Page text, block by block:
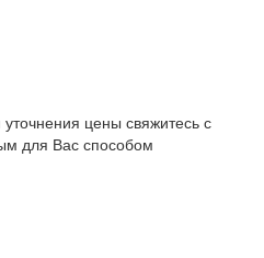
цены свяжитесь с
для Вас способом